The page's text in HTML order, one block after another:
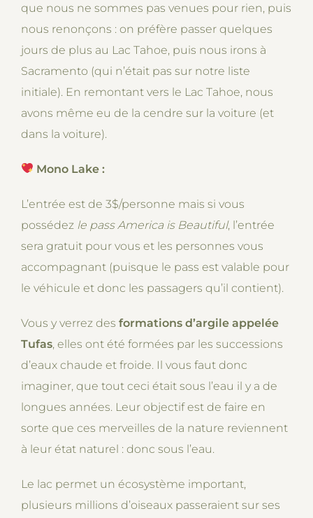
que nous ne sommes pas venues pour rien, puis
nous renonçons : on préfère passer quelques
jours de plus au Lac Tahoe, puis nous irons à
Sacramento (qui n’était pas sur notre liste
initiale). En remontant vers le Lac Tahoe, nous
avons même eu de la cendre sur la voiture (et
dans la voiture).
Mono Lake :
L’entrée est de 3$/personne mais si vous
possédez le pass America is Beautiful, l’entrée
sera gratuit pour vous et les personnes vous
accompagnant (puisque le pass est valable pour
le véhicule et donc les passagers qu’il contient).
Vous y verrez des formations d’argile appelée
Tufas, elles ont été formées par les successions
d’eaux chaude et froide. Il vous faut donc
imaginer, que tout ceci était sous l’eau il y a de
longues années. Leur objectif est de faire en
sorte que ces merveilles de la nature reviennent
à leur état naturel : donc sous l’eau.
Le lac permet un écosystème important,
plusieurs millions d’oiseaux passeraient sur ses